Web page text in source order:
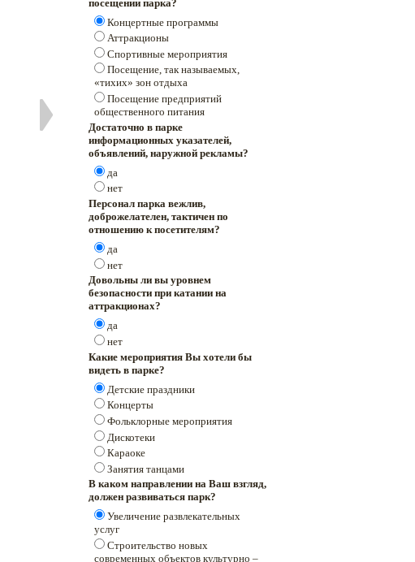
посещении парка?
Концертные программы
Аттракционы
Спортивные мероприятия
Посещение, так называемых,
«тихих» зон отдыха
Посещение предприятий
общественного питания
Достаточно в парке
информационных указателей,
объявлений, наружной рекламы?
да
нет
Персонал парка вежлив,
доброжелателен, тактичен по
отношению к посетителям?
да
нет
Довольны ли вы уровнем
безопасности при катании на
аттракционах?
да
нет
Какие мероприятия Вы хотели бы
видеть в парке?
Детские праздники
Концерты
Фольклорные мероприятия
Дискотеки
Караоке
Занятия танцами
В каком направлении на Ваш взгляд,
должен развиваться парк?
Увеличение развлекательных
услуг
Строительство новых
современных объектов культурно –